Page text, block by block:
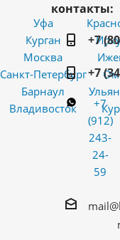
Уфа
Курган
Москва
Санкт-Петербург
Барнаул
Владивосток
контакты:
+7
+7
+7
(912)
243-
24-
59